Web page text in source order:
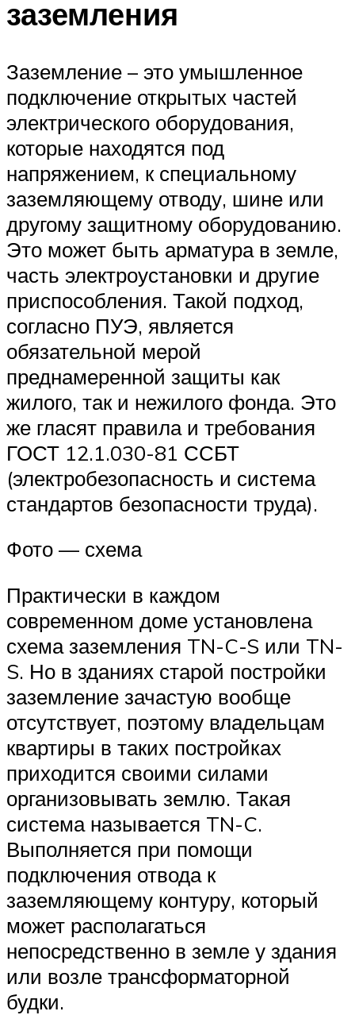
заземления
Заземление – это умышленное
подключение открытых частей
электрического оборудования,
которые находятся под
напряжением, к специальному
заземляющему отводу, шине или
другому защитному оборудованию.
Это может быть арматура в земле,
часть электроустановки и другие
приспособления. Такой подход,
согласно ПУЭ, является
обязательной мерой
преднамеренной защиты как
жилого, так и нежилого фонда. Это
же гласят правила и требования
ГОСТ 12.1.030-81 ССБТ
(электробезопасность и система
стандартов безопасности труда).
Фото — схема
Практически в каждом
современном доме установлена
схема заземления TN-C-S или TN-
S. Но в зданиях старой постройки
заземление зачастую вообще
отсутствует, поэтому владельцам
квартиры в таких постройках
приходится своими силами
организовывать землю. Такая
система называется TN-C.
Выполняется при помощи
подключения отвода к
заземляющему контуру, который
может располагаться
непосредственно в земле у здания
или возле трансформаторной
будки.